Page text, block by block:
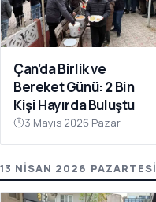
Çan’da Birlik ve
Bereket Günü: 2 Bin
Kişi Hayırda Buluştu
3 Mayıs 2026 Pazar
13 NISAN 2026 PAZARTESI